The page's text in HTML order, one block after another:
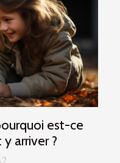
est-ce
arriver ?